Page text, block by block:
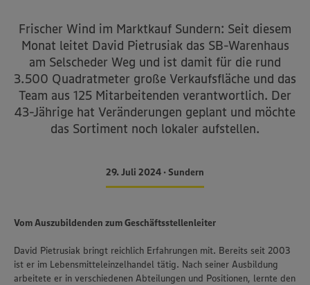
Frischer Wind im Marktkauf Sundern: Seit diesem
Monat leitet David Pietrusiak das SB-Warenhaus
am Selscheder Weg und ist damit für die rund
3.500 Quadratmeter große Verkaufsfläche und das
Team aus 125 Mitarbeitenden verantwortlich. Der
43-Jährige hat Veränderungen geplant und möchte
das Sortiment noch lokaler aufstellen.
29. Juli 2024 • Sundern
Vom Auszubildenden zum Geschäftsstellenleiter
David Pietrusiak bringt reichlich Erfahrungen mit. Bereits seit 2003
ist er im Lebensmitteleinzelhandel tätig. Nach seiner Ausbildung
arbeitete er in verschiedenen Abteilungen und Positionen, lernte den